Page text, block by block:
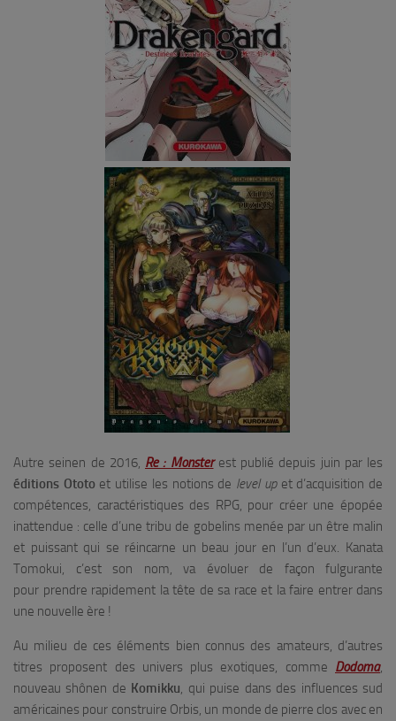
Autre seinen de 2016, Re : Monsterest publié depuis juin par les
éditions Ototo et utilise les notions de level upet d’acquisition de
compétences, caractéristiques des RPG, pour créer une épopée
inattendue : celle d’une tribu de gobelins menée par un être malin
et puissant qui se réincarne un beau jour en l’un d’eux. Kanata
Tomokui, c’est son nom, va évoluer de façon fulgurante
pour prendre rapidement la tête de sa race et la faire entrer dans
une nouvelle ère !
Au milieu de ces éléments bien connus des amateurs, d’autres
titres proposent des univers plus exotiques, comme Dodoma,
nouveau shônen de Komikku, qui puise dans des influences sud
américaines pour construire Orbis, un monde de pierre clos avec en